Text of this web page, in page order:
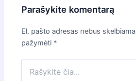
Parašykite komentarą
El. pašto adresas nebus
pažymėti *
čia...